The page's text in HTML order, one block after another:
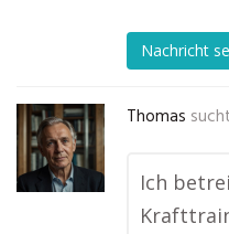
Nachricht
Thomas
Ich